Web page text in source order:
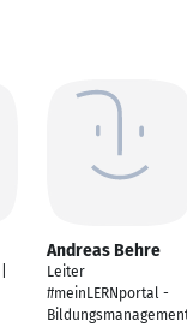
Andreas Behre
Leiter
#meinLERNportal -